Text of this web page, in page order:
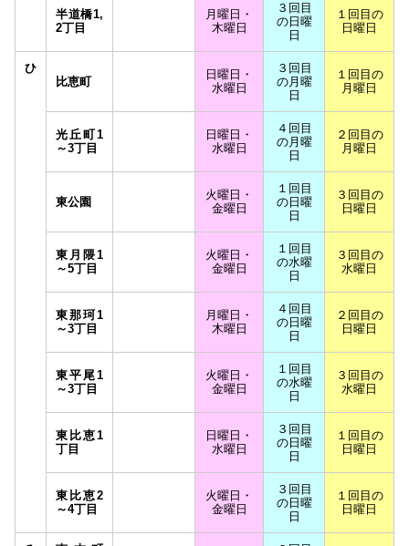
半道橋1,
2丁目
月曜日・
木曜日
３回目
の日曜
日
１回目の
日曜日
ひ
比恵町
日曜日・
水曜日
３回目
の月曜
日
１回目の
月曜日
光丘町1
～3丁目
日曜日・
水曜日
４回目
の月曜
日
２回目の
月曜日
東公園
火曜日・
金曜日
１回目
の日曜
日
３回目の
日曜日
東月隈1
～5丁目
火曜日・
金曜日
１回目
の水曜
日
３回目の
水曜日
東那珂1
～3丁目
月曜日・
木曜日
４回目
の日曜
日
２回目の
日曜日
東平尾1
～3丁目
火曜日・
金曜日
１回目
の水曜
日
３回目の
水曜日
東比恵1
丁目
日曜日・
水曜日
３回目
の日曜
日
１回目の
日曜日
東比恵2
～4丁目
火曜日・
金曜日
３回目
の日曜
日
１回目の
日曜日